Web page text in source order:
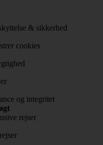
& sikkerhed
cookies
og integritet
rejser